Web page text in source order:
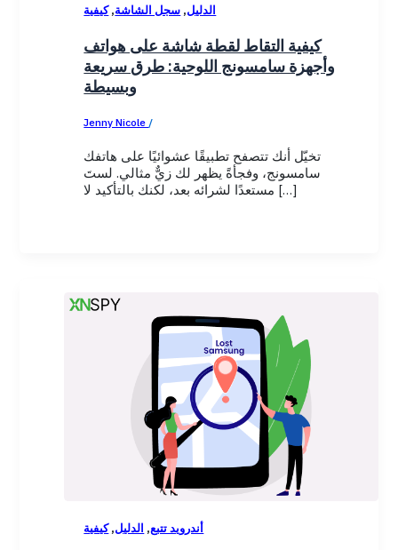
الدليل, سجل الشاشة,كيفية
كيفية التقاط لقطة شاشة على هواتف
وأجهزة سامسونج اللوحية: طرق سريعة
وبسيطة
Jenny Nicole/
تخيّل أنك تتصفح تطبيقًا عشوائيًا على هاتفك
سامسونج، وفجأةً يظهر لك زيٌّ مثالي. لستَ
مستعدًا لشرائه بعد، لكنك بالتأكيد لا […]
أندرويد تتبع, الدليل,كيفية